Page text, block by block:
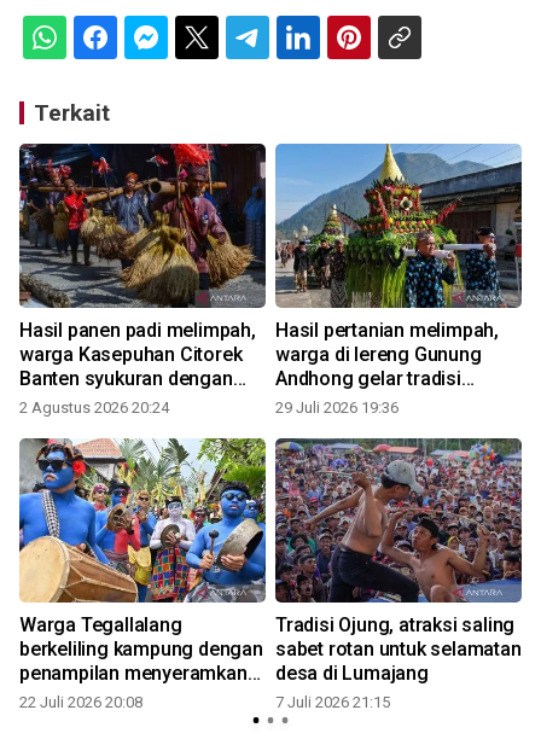
Terkait
Hasil panen padi melimpah,
warga Kasepuhan Citorek
Banten syukuran dengan
tradisi Ngarengkong
2 Agustus 2026 20:24
Hasil pertanian melimpah,
warga di lereng Gunung
Andhong gelar tradisi
Saparan
29 Juli 2026 19:36
Warga Tegallalang
berkeliling kampung dengan
penampilan menyeramkan
dalam tradisi Ngerebeg
22 Juli 2026 20:08
Tradisi Ojung, atraksi saling
sabet rotan untuk selamatan
desa di Lumajang
7 Juli 2026 21:15